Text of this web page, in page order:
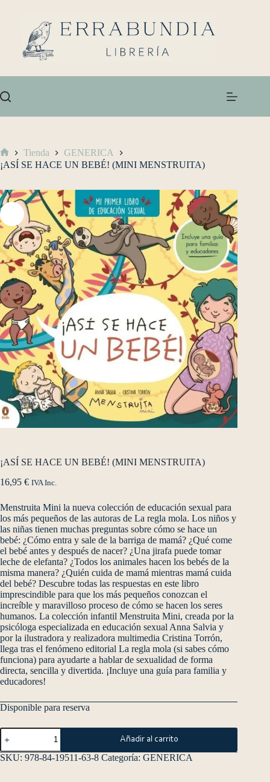
Tienda
GENERICA
¡ASÍ SE HACE UN BEBÉ! (MINI MENSTRUITA)
¡ASÍ SE HACE UN BEBÉ! (MINI MENSTRUITA)
16,95 € IVA Inc.
Menstruita Mini la nueva colección de educación sexual para
los más pequeños de las autoras de La regla mola. Los niños y
las niñas tienen muchas preguntas sobre cómo se hace un
bebé: ¿Cómo entra y sale de la barriga de mamá? ¿Qué come
el bebé antes y después de nacer? ¿Una jirafa puede tomar
leche de elefanta? ¿Todos los animales hacen los bebés de la
misma manera? ¿Quién cuida de mamá mientras mamá cuida
del bebé? Descubre todas las respuestas en este libro
imprescindible para que los más pequeños conozcan el
increíble y maravilloso proceso de cómo se hacen los seres
humanos. La colección infantil Menstruita Mini, creada por la
psicóloga especializada en educación sexual Anna Salvia y
por la ilustradora y realizadora multimedia Cristina Torrón,
llega tras el fenómeno editorial La regla mola (si sabes cómo
funciona) para ayudarte a hablar de sexualidad de forma
directa, sencilla y divertida. ¡Incluye una guía para familia y
educadores!
Disponible para reserva
Añadir al carrito
SKU: 978-84-19511-63-8 Categoría: GENERICA